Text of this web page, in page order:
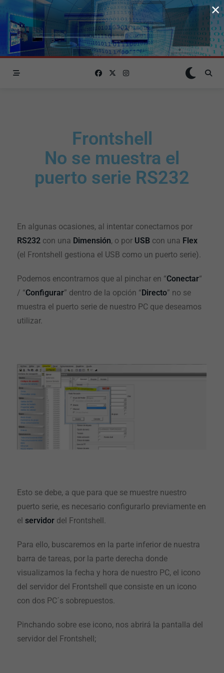
Frontshell
No se muestra el
puerto serie RS232
En algunas ocasiones, al intentar conectarnos por
RS232 con una Dimensión, o por USB con una Flex
(el Frontshell gestiona el USB como un puerto serie).
Podemos encontrarnos que al pinchar en “Conectar“
/ “Configurar” dentro de la opción “Directo” no se
muestra el puerto serie de nuestro PC que deseamos
utilizar.
Esto se debe, a que para que se muestre nuestro
puerto serie, es necesario configurarlo previamente en
el servidor del Frontshell.
Para ello, buscaremos en la parte inferior de nuestra
barra de tareas, por la parte derecha donde
visualizamos la fecha y hora de nuestro PC, el icono
del servidor del Frontshell que consiste en un icono
con dos PC´s sobrepuestos.
Pinchando sobre ese icono, nos abrirá la pantalla del
servidor del Frontshell;
×